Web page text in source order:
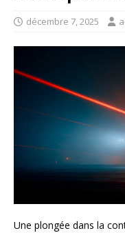
décembre 7, 2025
Une plongée dans la